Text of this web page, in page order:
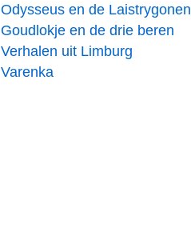
Odysseus en de Laistrygonen
Goudlokje en de drie beren
Verhalen uit Limburg
Varenka